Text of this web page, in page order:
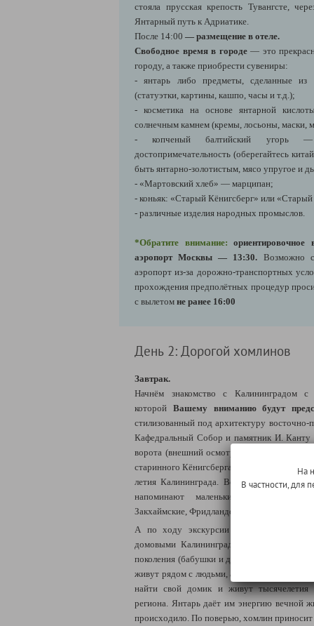
стояла прусская крепость Тувангсте,
Янтарный путь к Адриатике.
После 14:00 — размещение в отеле.
Свободное время в городе— это
городу, а также приобрести сувениры:
- янтарь либо предметы, сделанные из
(статуэтки, картины, кашпо, часы и т.д.);
- косметика на основе янтарной
солнечным камнем (кремы, лосьоны, маски,
- копченый балтийский угорь —
достопримечательность (оберегайтесь
быть янтарно-золотистым, мясо упругое и
- «Мартовский хлеб» — марципан;
- коньяк: «Старый Кёнигсберг» или
- различные изделия народных промыслов.
*Обратите внимание:
аэропорт Москвы — 13:30. Возможно
аэропорт из-за дорожно-транспортных
прохождения предполётных процедур
с вылетом не ранее 16:00
День 2: Дорогой хомлинов
Завтрак.
Начнём знакомство с Калининградом
которой Вашему вниманию будут
стилизованный под архитектуру восточно-
Кафедральный Собор и памятник И. Канту
ворота (внешний осмотр) — одни из семи
старинного Кёнигсберга, а в 2005 году
летия Калининграда. Ворота выстроены
напоминают маленький замок. Также
Закхаймские, Фридландские ворота,
А по ходу экскурсии мы будем также
домовыми Калининграда, членами
поколения (бабушки и дедушки) и до самых
живут рядом с людьми, а по ночам
найти свой домик и живут
региона. Янтарь даёт им энергию вечной
происходило. По поверью, хомлин приносит
На
В частности, для